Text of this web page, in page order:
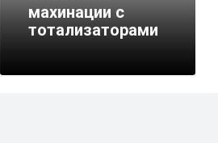
В Башкирии женщины
алименты бывшим мужьям
махинации с
тотализаторами